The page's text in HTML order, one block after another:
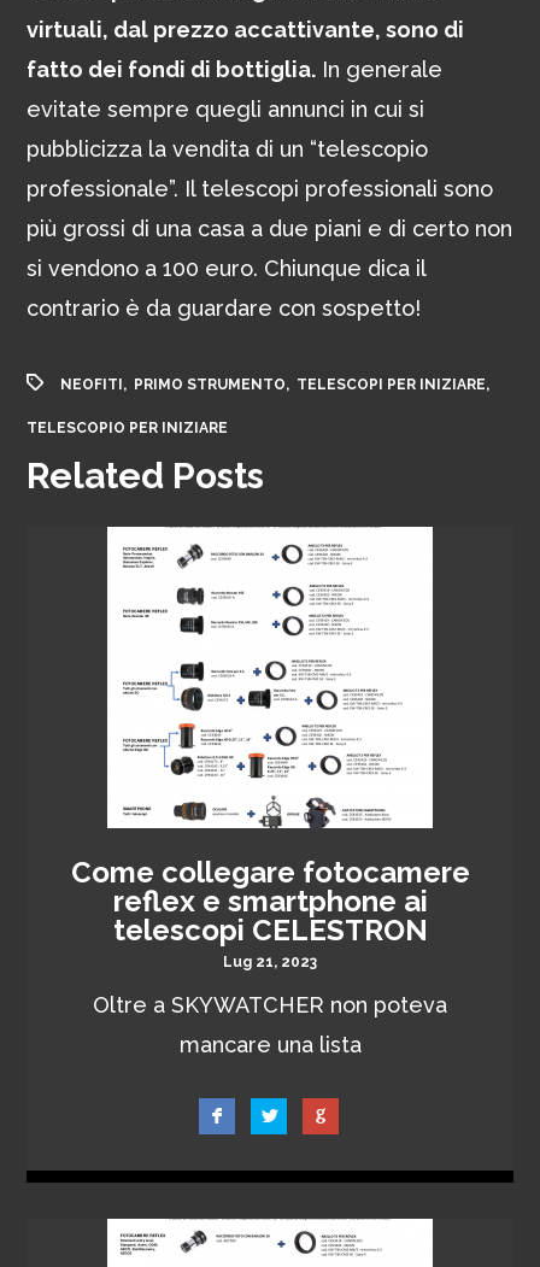
virtuali, dal prezzo accattivante, sono di
fatto dei fondi di bottiglia. In generale
evitate sempre quegli annunci in cui si
pubblicizza la vendita di un “telescopio
professionale”. Il telescopi professionali sono
più grossi di una casa a due piani e di certo non
si vendono a 100 euro. Chiunque dica il
contrario è da guardare con sospetto!
NEOFITI , PRIMO STRUMENTO, TELESCOPI PER INIZIARE,
TELESCOPIO PER INIZIARE
Related Posts
Come collegare fotocamere
reflex e smartphone ai
telescopi CELESTRON
Lug 21, 2023
Oltre a SKYWATCHER non poteva
mancare una lista